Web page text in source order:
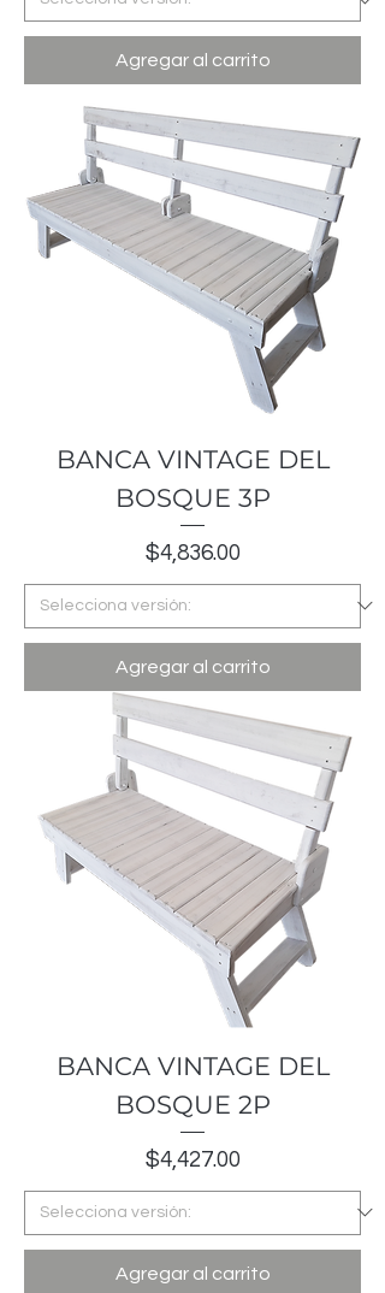
Agregar al carrito
BANCA VINTAGE DEL
BOSQUE 3P
Precio
$4,836.00
Agregar al carrito
BANCA VINTAGE DEL
BOSQUE 2P
Precio
$4,427.00
Agregar al carrito